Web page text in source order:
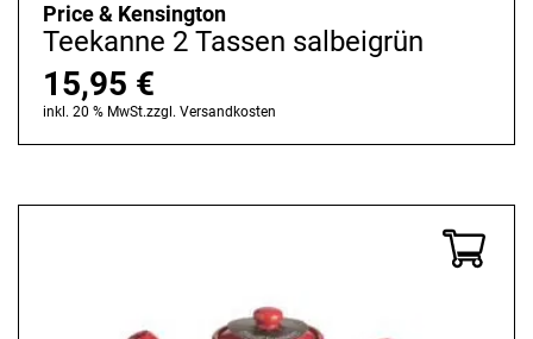
Price & Kensington
Teekanne 2 Tassen salbeigrün
15,95 €
inkl. 20 % MwSt.zzgl. Versandkosten